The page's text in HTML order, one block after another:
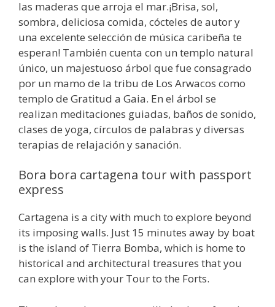
las maderas que arroja el mar.¡Brisa, sol,
sombra, deliciosa comida, cócteles de autor y
una excelente selección de música caribeña te
esperan! También cuenta con un templo natural
único, un majestuoso árbol que fue consagrado
por un mamo de la tribu de Los Arwacos como
templo de Gratitud a Gaia. En el árbol se
realizan meditaciones guiadas, baños de sonido,
clases de yoga, círculos de palabras y diversas
terapias de relajación y sanación.
Bora bora cartagena tour with passport
express
Cartagena is a city with much to explore beyond
its imposing walls. Just 15 minutes away by boat
is the island of Tierra Bomba, which is home to
historical and architectural treasures that you
can explore with your Tour to the Forts.